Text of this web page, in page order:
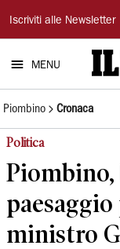
Il
Tirreno
Iscriviti alle Newsletter
MENU
Piombino Cronaca
Politica
Piombino,
ministro